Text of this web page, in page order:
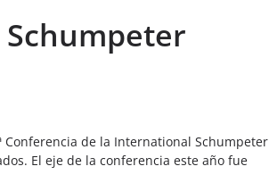
Schumpeter
Conferencia de la International Schumpeter
El eje de la conferencia este año fue